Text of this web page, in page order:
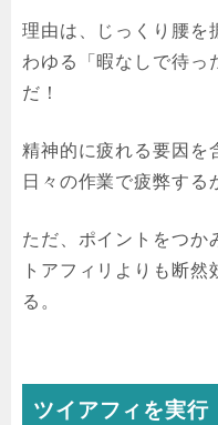
理由は、じっくり腰を
わゆる「暇なしで待っ
だ！
精神的に疲れる要因を
日々の作業で疲弊する
ただ、ポイントをつか
トアフィリよりも断
る。
ツイアフィを実行